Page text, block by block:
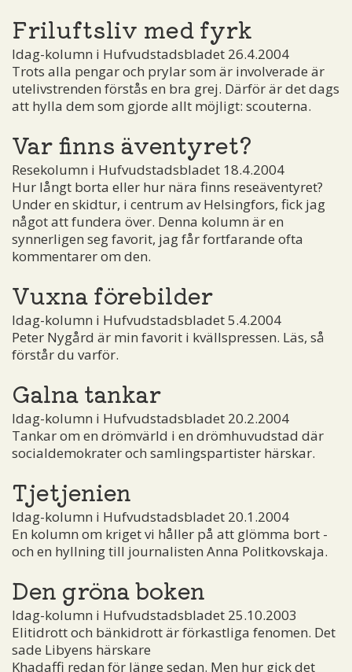
Friluftsliv med fyrk
Idag-kolumn i Hufvudstadsbladet 26.4.2004
Trots alla pengar och prylar som är involverade är
utelivstrenden förstås en bra grej. Därför är det dags
att hylla dem som gjorde allt möjligt: scouterna.
Var finns äventyret?
Resekolumn i Hufvudstadsbladet 18.4.2004
Hur långt borta eller hur nära finns reseäventyret?
Under en skidtur, i centrum av Helsingfors, fick jag
något att fundera över. Denna kolumn är en
synnerligen seg favorit, jag får fortfarande ofta
kommentarer om den.
Vuxna förebilder
Idag-kolumn i Hufvudstadsbladet 5.4.2004
Peter Nygård är min favorit i kvällspressen. Läs, så
förstår du varför.
Galna tankar
Idag-kolumn i Hufvudstadsbladet 20.2.2004
Tankar om en drömvärld i en drömhuvudstad där
socialdemokrater och samlingspartister härskar.
Tjetjenien
Idag-kolumn i Hufvudstadsbladet 20.1.2004
En kolumn om kriget vi håller på att glömma bort ­
och en hyllning till journalisten Anna Politkovskaja.
Den gröna boken
Idag-kolumn i Hufvudstadsbladet 25.10.2003
Elitidrott och bänkidrott är förkastliga fenomen. Det
sade Libyens härskare
Khadaffi redan för länge sedan. Men hur gick det